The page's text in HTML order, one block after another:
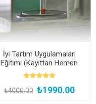
İyi Tartım Uygulamaları
Eğitimi (Kayıttan Hemen
İzle)
₺4000.00 ₺1990.00